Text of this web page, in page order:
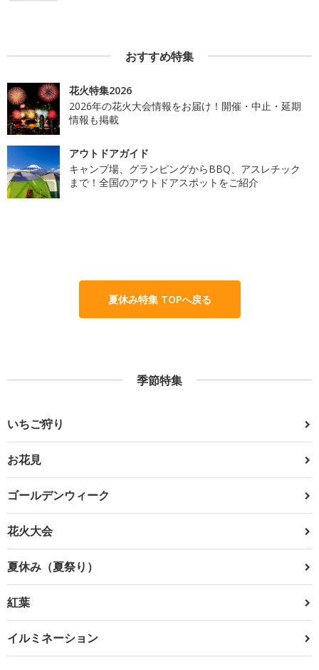
おすすめ特集
花火特集2026
2026年の花火大会情報をお届け！開催・中止・延期
情報も掲載
アウトドアガイド
キャンプ場、グランピングからBBQ、アスレチック
まで！全国のアウトドアスポットをご紹介
夏休み特集 TOPへ戻る
季節特集
いちご狩り
お花見
ゴールデンウィーク
花火大会
夏休み（夏祭り）
紅葉
イルミネーション